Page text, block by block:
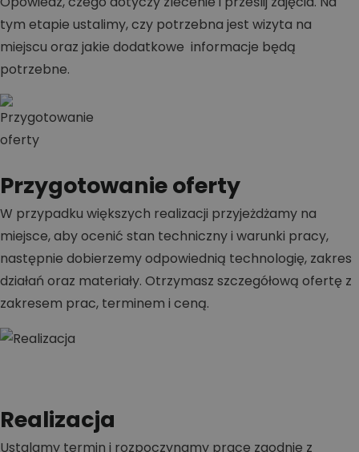
tym etapie ustalimy, czy potrzebna jest wizyta na
miejscu oraz jakie dodatkowe informacje będą
potrzebne.
Przygotowanie oferty
W przypadku większych realizacji przyjeżdżamy na
miejsce, aby ocenić stan techniczny i warunki pracy,
następnie dobierzemy odpowiednią technologię, zakres
działań oraz materiały. Otrzymasz szczegółową ofertę z
zakresem prac, terminem i ceną.
Realizacja
Ustalamy termin i rozpoczynamy prace zgodnie z